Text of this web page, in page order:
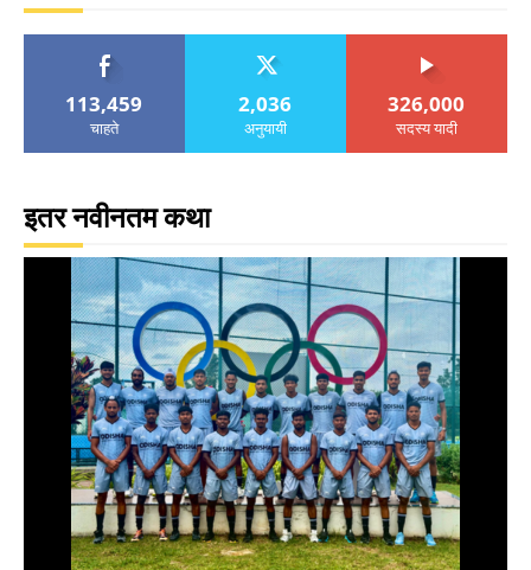
113,459
चाहते
2,036
अनुयायी
326,000
सदस्य यादी
इतर नवीनतम कथा